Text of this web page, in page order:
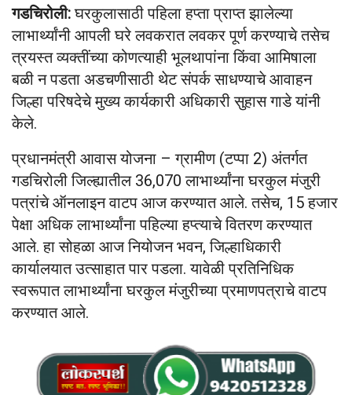
गडचिरोली:घरकुलासाठी पहिला हप्ता प्राप्त झालेल्या
लाभार्थ्यांनी आपली घरे लवकरात लवकर पूर्ण करण्याचे तसेच
त्रयस्त व्यक्तींच्या कोणत्याही भूलथापांना किंवा आमिषाला
बळी न पडता अडचणीसाठी थेट संपर्क साधण्याचे आवाहन
जिल्हा परिषदेचे मुख्य कार्यकारी अधिकारी सुहास गाडे यांनी
केले.
प्रधानमंत्री आवास योजना – ग्रामीण (टप्पा 2) अंतर्गत
गडचिरोली जिल्ह्यातील 36,070 लाभार्थ्यांना घरकुल मंजुरी
पत्रांचे ऑनलाइन वाटप आज करण्यात आले. तसेच, 15 हजार
पेक्षा अधिक लाभार्थ्यांना पहिल्या हप्त्याचे वितरण करण्यात
आले. हा सोहळा आज नियोजन भवन, जिल्हाधिकारी
कार्यालयात उत्साहात पार पडला. यावेळी प्रतिनिधिक
स्वरूपात लाभार्थ्यांना घरकुल मंजुरीच्या प्रमाणपत्राचे वाटप
करण्यात आले.